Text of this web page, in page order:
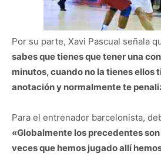
Por su parte, Xavi Pascual señala
sabes que tienes que tener una
minutos, cuando no la tienes ellos
anotación y normalmente te
Para el entrenador barcelonista,
«Globalmente los precedentes
veces que hemos jugado allí